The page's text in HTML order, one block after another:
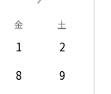
金 土
1
2
8
9